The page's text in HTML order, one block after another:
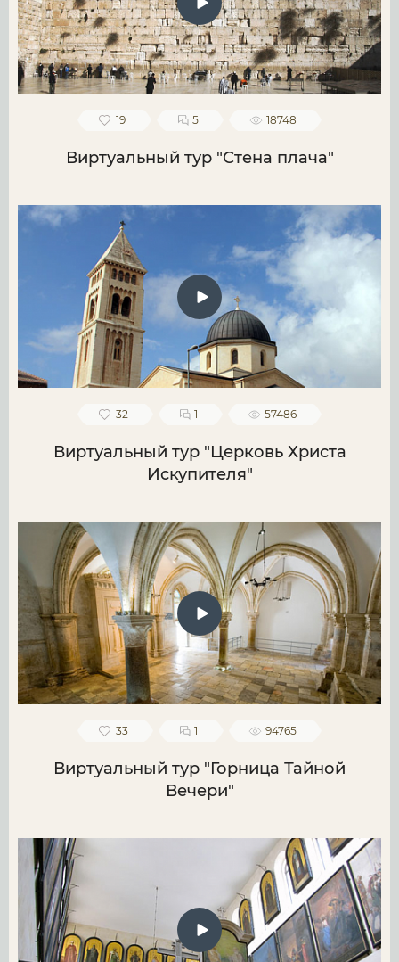
19 5 18748
Виртуальный тур "Стена плача"
32 1 57486
Виртуальный тур "Церковь Христа
Искупителя"
33 1 94765
Виртуальный тур "Горница Тайной
Вечери"